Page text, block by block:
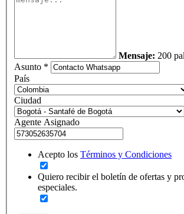
Mensaje: 200
Asunto *
País
Ciudad
Agente Asignado
Acepto los Términos y Condiciones
Quiero recibir el boletín de ofertas y
especiales.